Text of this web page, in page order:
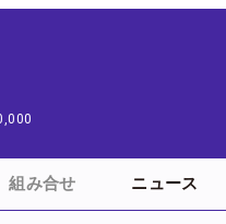
組み合せ ニュース